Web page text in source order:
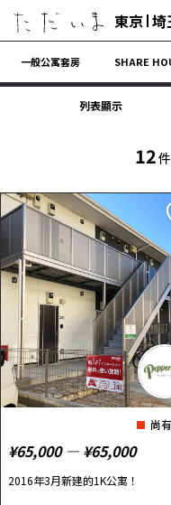
東京 埼
中文可 English OK
房東、物件管理請進
一般公寓套房 SHARE
列表顯示
12
尚
¥65,000 ― ¥65,000
2016年3月新建的1K公寓！